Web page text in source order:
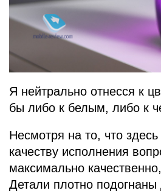
Я нейтрально отнесся к
бы либо к белым, либо к
Несмотря на то, что
качеству исполнения
максимально
Детали плотно подогнаны